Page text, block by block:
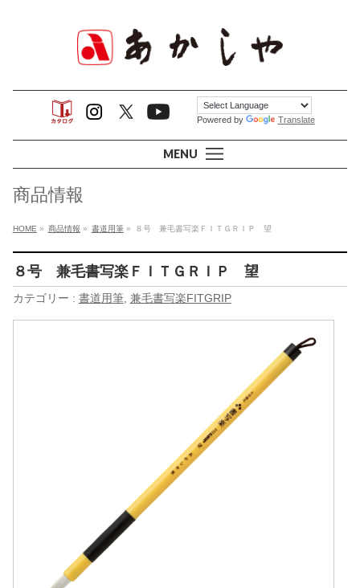
MENU
Powered by Translate
商品情報
HOME » 商品情報 » 書道用筆» ８号 兼毛書写楽ＦＩＴＧＲＩＰ 望
８号 兼毛書写楽ＦＩＴＧＲＩＰ 望
カテゴリー : 書道用筆, 兼毛書写楽FITGRIP